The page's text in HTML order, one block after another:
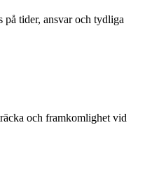
tider, ansvar och tydliga
och framkomlighet vid